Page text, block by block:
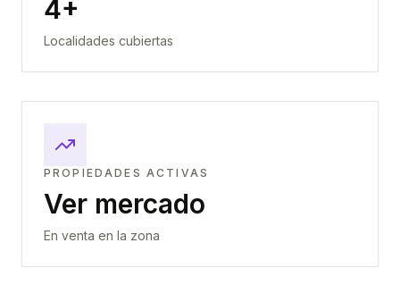
4+
Localidades cubiertas
PROPIEDADES ACTIVAS
Ver mercado
En venta en la zona